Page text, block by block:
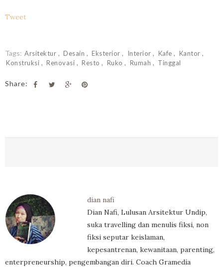
Tweet
Tags: Arsitektur Desain Eksterior Interior Kafe
Kantor
Konstruksi
Renovasi Resto Ruko Rumah Tinggal
Share:
dian nafi
Dian Nafi, Lulusan Arsitektur Undip,
suka travelling dan menulis fiksi, non
fiksi seputar keislaman,
kepesantrenan, kewanitaan, parenting,
enterpreneurship, pengembangan diri. Coach Gramedia